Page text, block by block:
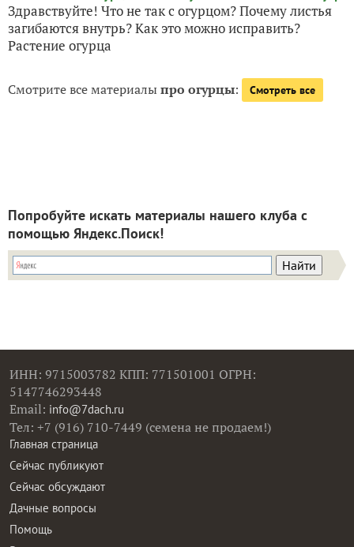
Здравствуйте! Что не так с огурцом? Почему листья
загибаются внутрь? Как это можно исправить?
Растение огурца
Смотрите все материалыпро огурцы: Смотреть все
Попробуйте искать материалы нашего клуба с
помощью Яндекс.Поиск!
ИНН: 9715003782 КПП: 771501001 ОГРН:
5147746293448
Email: info@7dach.ru
Тел: +7 (916) 710-7449 (семена не продаем!)
Главная страница
Сейчас публикуют
Сейчас обсуждают
Дачные вопросы
Помощь